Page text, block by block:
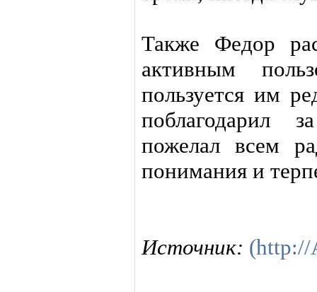
Также Федор
активным
пользуется им
поблагодарил
пожелал всем
понимания и
Источник: